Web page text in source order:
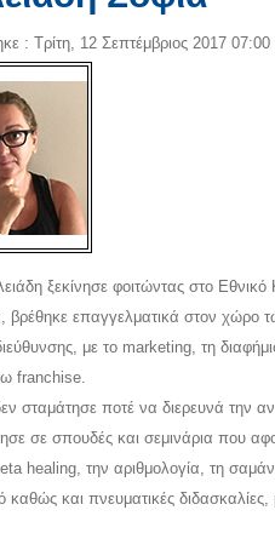
: Τρίτη, 12 Σεπτέμβριος 2017 07:00
ξεκίνησε φοιτώντας στο
βρέθηκε επαγγελματικά στον χώρο
με το marketing, τη
franchise.
σταμάτησε ποτέ να διερευνά την
σε σπουδές και σεμινάρια που
healing, την αριθμολογία, τη
καθώς και πνευματικές